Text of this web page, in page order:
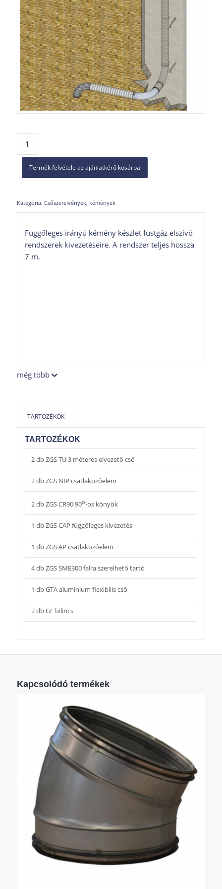
Termék felvétele az ajánlatkérő kosárba
Kategória: Csőszerelvények, kémények
Függőleges irányú kémény készlet füstgáz elszívó
rendszerek kivezetéseire. A rendszer teljes hossza
7 m.
még több
TARTOZÉKOK
TARTOZÉKOK
2 db ZGS TU 3 méteres elvezető cső
2 db ZGS NIP csatlakozóelem
2 db ZGS CR90 90o-os könyök
1 db ZGS CAP függőleges kivezetés
1 db ZGS AP csatlakozóelem
4 db ZGS SME300 falra szerelhető tartó
1 db GTA alumínium flexibilis cső
2 db GF bilincs
Kapcsolódó termékek